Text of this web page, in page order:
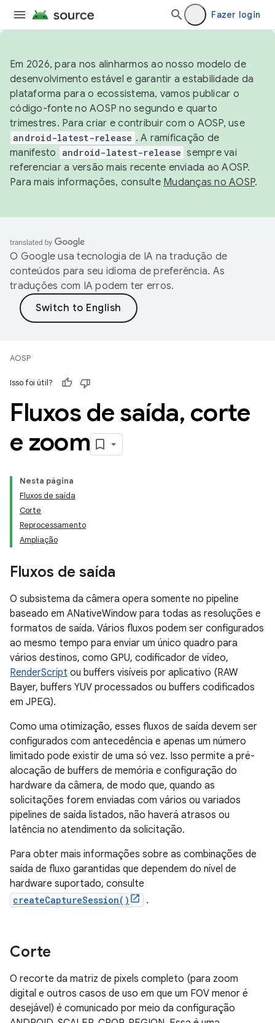
Fazer login
Em 2026, para nos alinharmos ao nosso modelo de
desenvolvimento estável e garantir a estabilidade da
plataforma para o ecossistema, vamos publicar o
código-fonte no AOSP no segundo e quarto
trimestres. Para criar e contribuir com o AOSP, use
android-latest-release . A ramificação de
manifesto
android-latest-release sempre vai
referenciar a versão mais recente enviada ao AOSP.
Para mais informações, consulte Mudanças no AOSP.
O Google usa tecnologia de IA na tradução de
conteúdos para seu idioma de preferência. As
traduções com IA podem ter erros.
AOSP
Isso foi útil?
Fluxos de saída, corte
e zoom
Nesta página
Fluxos de saída
Corte
Reprocessamento
Ampliação
Fluxos de saída
O subsistema da câmera opera somente no pipeline
baseado em ANativeWindow para todas as resoluções e
formatos de saída. Vários fluxos podem ser configurados
ao mesmo tempo para enviar um único quadro para
vários destinos, como GPU, codificador de vídeo,
RenderScript ou buffers visíveis por aplicativo (RAW
Bayer, buffers YUV processados ​​ou buffers codificados
em JPEG).
Como uma otimização, esses fluxos de saída devem ser
configurados com antecedência e apenas um número
limitado pode existir de uma só vez. Isso permite a pré-
alocação de buffers de memória e configuração do
hardware da câmera, de modo que, quando as
solicitações forem enviadas com vários ou variados
pipelines de saída listados, não haverá atrasos ou
latência no atendimento da solicitação.
Para obter mais informações sobre as combinações de
saída de fluxo garantidas que dependem do nível de
hardware suportado, consulte
createCaptureSession() .
Corte
O recorte da matriz de pixels completo (para zoom
digital e outros casos de uso em que um FOV menor é
desejável) é comunicado por meio da configuração